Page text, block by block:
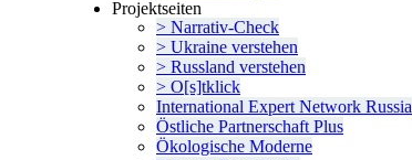
Projekt­seiten
> Narrativ-Check
> Ukraine verstehen
> Russland verstehen
> O[s]tklick
Inter­na­tional Expert Network Russia
Östliche Partner­schaft Plus
Ökolo­gische Moderne